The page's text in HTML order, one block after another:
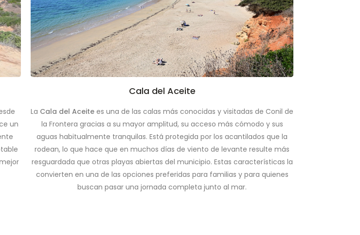
un
Cala del Aceite
La Cala del Aceite es una de las calas más conocidas y visitadas de Conil de
la Frontera gracias a su mayor amplitud, su acceso más cómodo y sus
aguas habitualmente tranquilas. Está protegida por los acantilados que la
rodean, lo que hace que en muchos días de viento de levante resulte más
resguardada que otras playas abiertas del municipio. Estas características la
convierten en una de las opciones preferidas para familias y para quienes
buscan pasar una jornada completa junto al mar.